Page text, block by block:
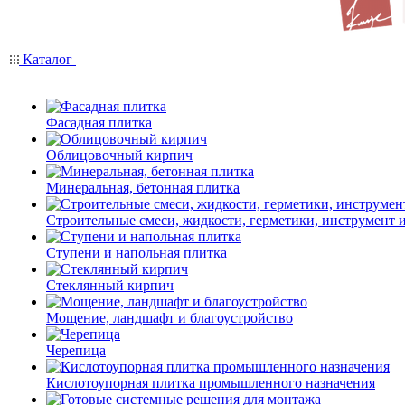
Каталог
Фасадная плитка
Облицовочный кирпич
Минеральная, бетонная плитка
Строительные смеси, жидкости, герметики, инструмент
Ступени и напольная плитка
Cтеклянный кирпич
Мощение, ландшафт и благоустройство
Черепица
Кислотоупорная плитка промышленного назначения